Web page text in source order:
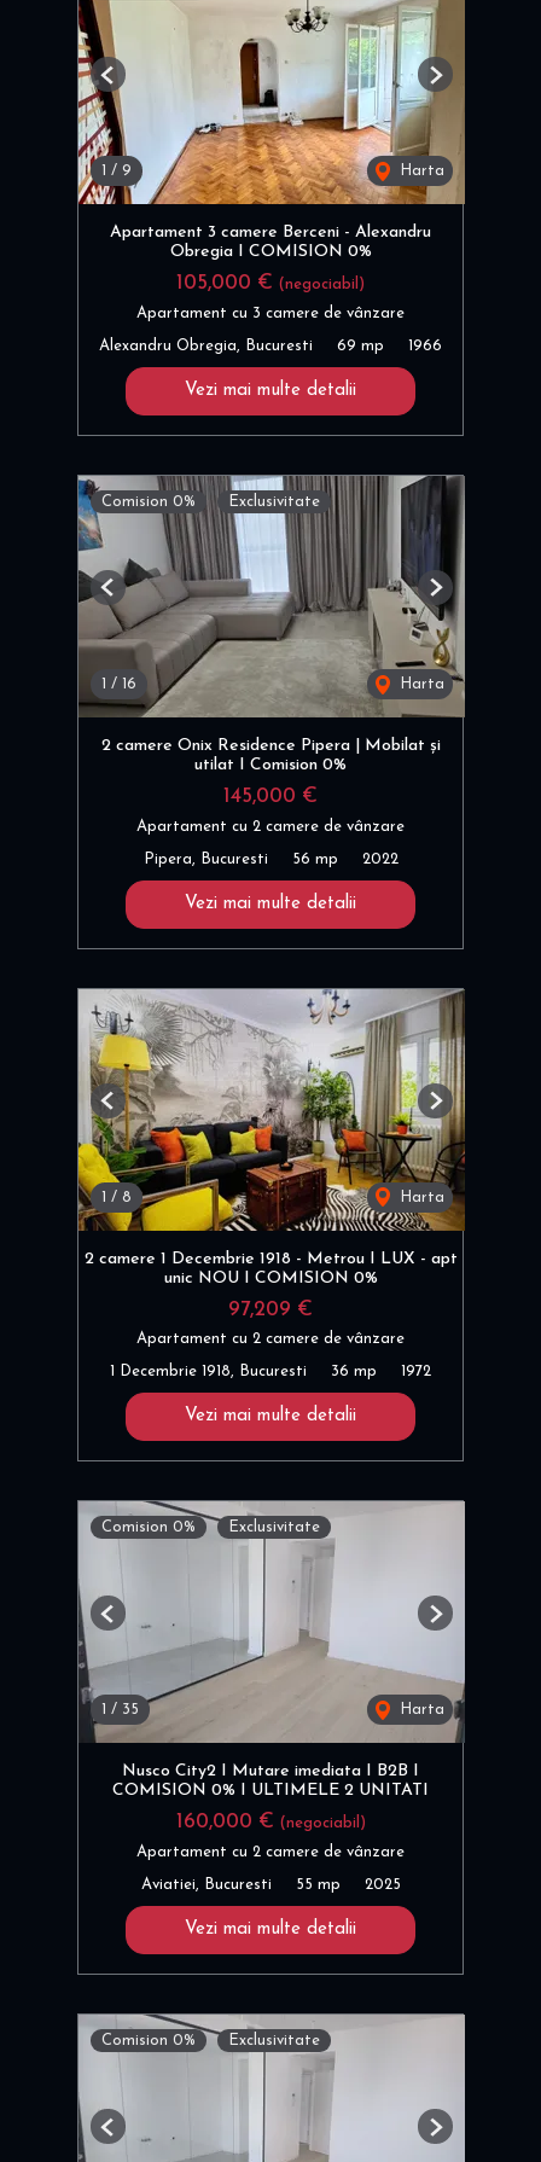
1 / 9 Harta
Previous Next
Apartament 3 camere Berceni - Alexandru
Obregia I COMISION 0%
105,000 € (negociabil)
Apartament cu 3 camere de vânzare
Alexandru Obregia, Bucuresti 69 mp 1966
Vezi mai multe detalii
Comision 0% Exclusivitate
1 / 16 Harta
Previous Next
2 camere Onix Residence Pipera | Mobilat și
utilat I Comision 0%
145,000 €
Apartament cu 2 camere de vânzare
Pipera, Bucuresti 56 mp 2022
Vezi mai multe detalii
1 / 8 Harta
Previous Next
2 camere 1 Decembrie 1918 - Metrou I LUX - apt
unic NOU I COMISION 0%
97,209 €
Apartament cu 2 camere de vânzare
1 Decembrie 1918, Bucuresti 36 mp 1972
Vezi mai multe detalii
Comision 0% Exclusivitate
/ 35 Harta
Previous Next
Nusco City2 I Mutare imediata I B2B I
COMISION 0% I ULTIMELE 2 UNITATI
160,000 € (negociabil)
Apartament cu 2 camere de vânzare
Aviatiei, Bucuresti 55 mp 2025
Vezi mai multe detalii
Comision 0% Exclusivitate
Previous Next